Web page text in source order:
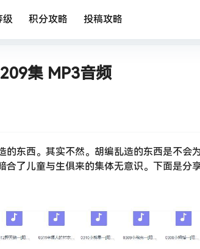
级 积分攻略 投稿攻略
集 MP3音频
的东西。其实不然。胡编乱造的东西是不会
合了儿童与生俱来的集体无意识。下面是分